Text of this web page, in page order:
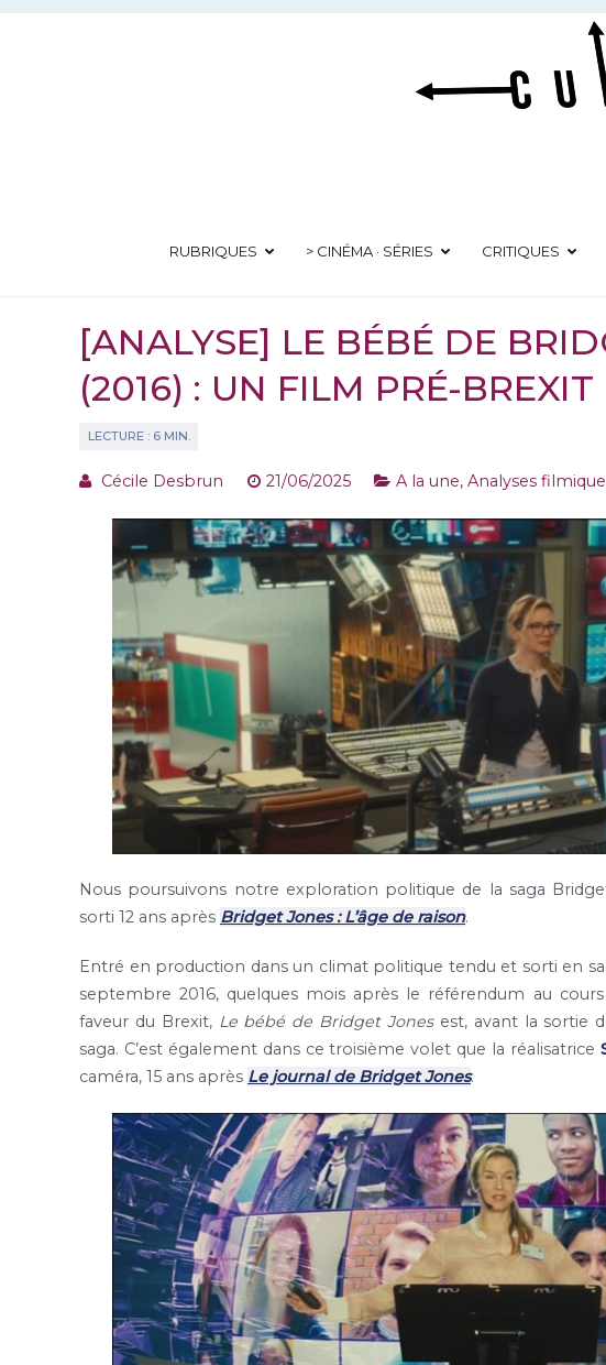
Aller
RUBRIQUES > CINÉMA · SÉRIES CRITIQUES
[ANALYSE] LE BÉBÉ DE
(2016) : UN FILM PRÉ-BREXIT
Cécile Desbrun 21/06/2025 A la une,Analyses
Nous poursuivons notre exploration politique de la saga
sorti 12 ans après Bridget Jones : L’âge de raison.
Entré en production dans un climat politique tendu et sorti en
septembre 2016, quelques mois après le référendum au
faveur du Brexit, Le bébé de Bridget Jonesest, avant la sortie
saga. C’est également dans ce troisième volet que la réalisatrice
caméra, 15 ans après Le journal de Bridget Jones.